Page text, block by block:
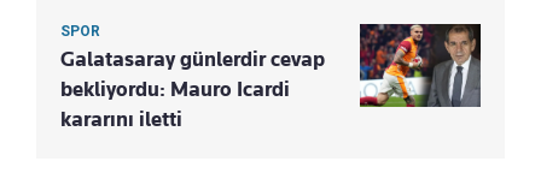
SPOR
Galatasaray günlerdir cevap
bekliyordu: Mauro Icardi
kararını iletti